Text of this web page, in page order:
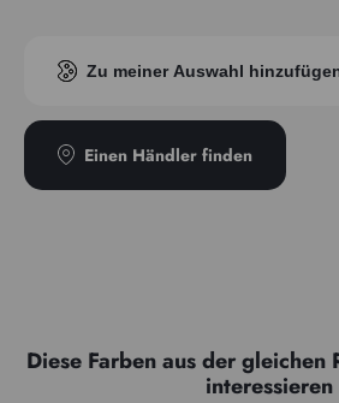
Zu meiner Auswahl
Einen Händler finden
Diese Farben aus der gleichen
interessieren